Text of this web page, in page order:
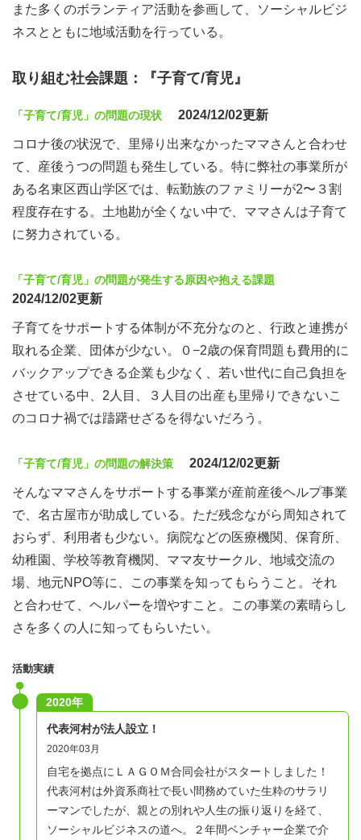
また多くのボランティア活動を参画して、ソーシャルビジ
ネスとともに地域活動を行っている。
取り組む社会課題：『子育て/育児』
「子育て/育児」の問題の現状 2024/12/02更新
コロナ後の状況で、里帰り出来なかったママさんと合わせ
て、産後うつの問題も発生している。特に弊社の事業所が
ある名東区西山学区では、転勤族のファミリーが2〜３割
程度存在する。土地勘が全くない中で、ママさんは子育て
に努力されている。
「子育て/育児」の問題が発生する原因や抱える課題
2024/12/02更新
子育てをサポートする体制が不充分なのと、行政と連携が
取れる企業、団体が少ない。０−2歳の保育問題も費用的に
バックアップできる企業も少なく、若い世代に自己負担を
させている中、2人目、３人目の出産も里帰りできないこ
のコロナ禍では躊躇せざるを得ないだろう。
「子育て/育児」の問題の解決策 2024/12/02更新
そんなママさんをサポートする事業が産前産後ヘルプ事業
で、名古屋市が助成している。ただ残念ながら周知されて
おらず、利用者も少ない。病院などの医療機関、保育所、
幼稚園、学校等教育機関、ママ友サークル、地域交流の
場、地元NPO等に、この事業を知ってもらうこと。それ
と合わせて、ヘルパーを増やすこと。この事業の素晴らし
さを多くの人に知ってもらいたい。
活動実績
2020年
代表河村が法人設立！
2020年03月
自宅を拠点にＬＡＧＯＭ合同会社がスタートしました！
代表河村は外資系商社で長い間務めていた生粋のサラリ
ーマンでしたが、親との別れや人生の振り返りを経て、
ソーシャルビジネスの道へ。２年間ベンチャー企業で介